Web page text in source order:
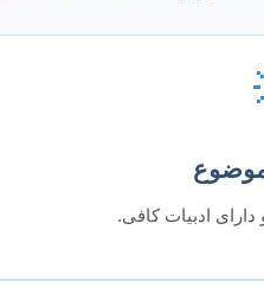
دارای ادبیات کافی.